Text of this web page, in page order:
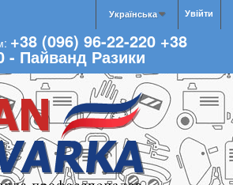
Увійти
Українська
+38 (096) 96-22-220 +38
- Пайванд Разики